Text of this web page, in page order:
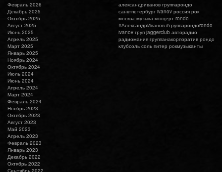
Февраль 2026
Декабрь 2025
Октябрь 2025
Август 2025
Июнь 2025
Апрель 2025
Март 2025
Январь 2025
Ноябрь 2024
Октябрь 2024
Июль 2024
Июнь 2024
Апрель 2024
Март 2024
Февраль 2024
Ноябрь 2023
Октябрь 2023
Август 2023
Май 2023
Апрель 2023
Февраль 2023
Январь 2023
Декабрь 2022
Октябрь 2022
Сентябрь 2022
александриванов группарондо
санктпетербург ivanov россия рок
москва музыка концерт rondo
#АлександрИванов #группарондоrondo
ivanov груп jaggerclub авторадио
радиомания группанакорпоратив рондо
клубсоль соль питер рокмузыканты